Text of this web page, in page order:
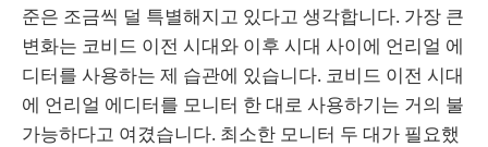
준은 조금씩 덜 특별해지고 있다고 생각합니다. 가장 큰
변화는 코비드 이전 시대와 이후 시대 사이에 언리얼 에
디터를 사용하는 제 습관에 있습니다. 코비드 이전 시대
에 언리얼 에디터를 모니터 한 대로 사용하기는 거의 불
가능하다고 여겼습니다. 최소한 모니터 두 대가 필요했